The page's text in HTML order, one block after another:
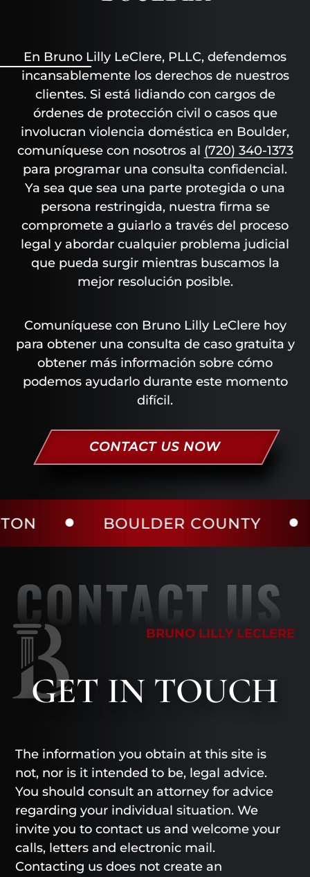
CONTACT US NOW
En Bruno Lilly LeClere, PLLC, defendemos
incansablemente los derechos de nuestros
clientes. Si está lidiando con cargos de
órdenes de protección civil o casos que
involucran violencia doméstica en Boulder,
comuníquese con nosotros al (720) 340-1373
para programar una consulta confidencial.
Ya sea que sea una parte protegida o una
persona restringida, nuestra firma se
compromete a guiarlo a través del proceso
legal y abordar cualquier problema judicial
que pueda surgir mientras buscamos la
mejor resolución posible.
Comuníquese con Bruno Lilly LeClere hoy
para obtener una consulta de caso gratuita y
obtener más información sobre cómo
podemos ayudarlo durante este momento
difícil.
BOULDER COUNTY
GET IN TOUCH
CONTACT US
BRUNO LILLY LECLERE
The information you obtain at this site is
not, nor is it intended to be, legal advice.
You should consult an attorney for advice
regarding your individual situation. We
invite you to contact us and welcome your
calls, letters and electronic mail.
Contacting us does not create an